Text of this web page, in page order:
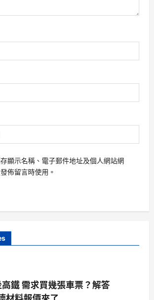
顯示名稱、電子郵件地址及個人網站網
佈留言時使用。
鐵 需求買幾張車票？解答